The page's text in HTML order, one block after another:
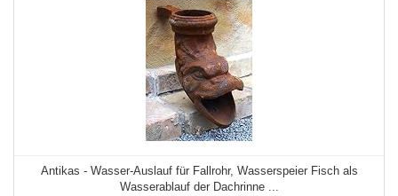
Antikas - Wasser-Auslauf für Fallrohr, Wasserspeier Fisch als
Wasserablauf der Dachrinne ...